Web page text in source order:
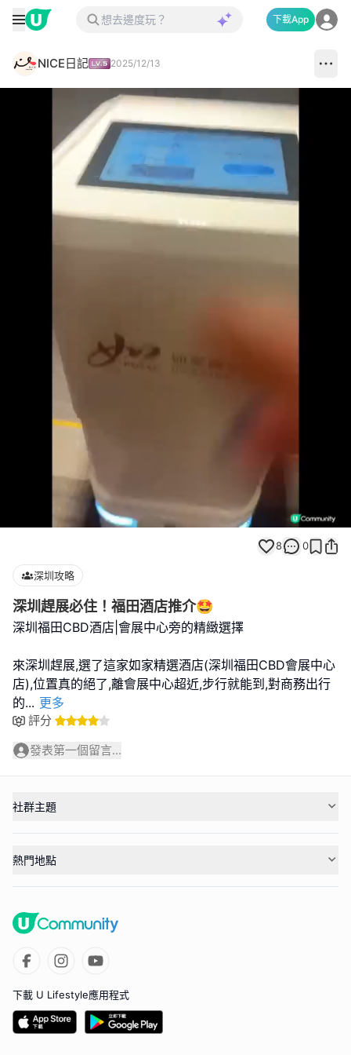
下載App
NICE日記 2025/12/13
100.00%
Unmute
8 0
深圳攻略
深圳趕展必住！福田酒店推介🤩
深圳福田CBD酒店|會展中心旁的精緻選擇
來深圳趕展,選了這家如家精選酒店(深圳福田CBD會展中心
店),位置真的絕了,離會展中心超近,步行就能到,對商務出行
的... 更多
評分
發表第一個留言...
社群主題
熱門地點
下載 U Lifestyle應用程式